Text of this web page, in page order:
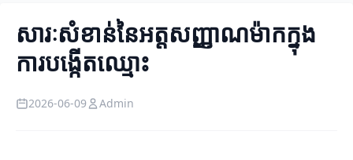
សារៈសំខាន់នៃអត្តសញ្ញាណម៉ាកក្នុង
ការបង្កើតឈ្មោះ
2026-06-09 Admin